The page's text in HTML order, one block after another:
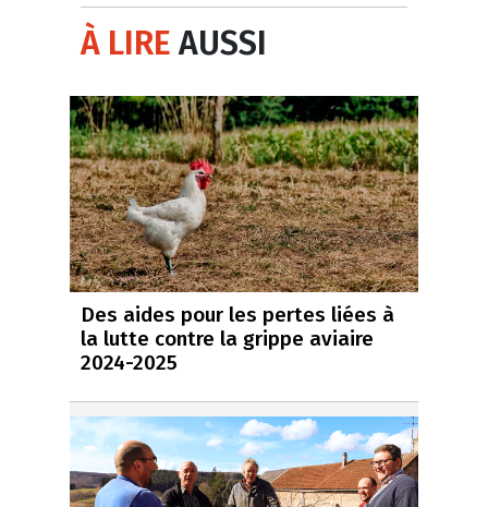
À LIREAUSSI
Des aides pour les pertes liées à
la lutte contre la grippe aviaire
2024-2025